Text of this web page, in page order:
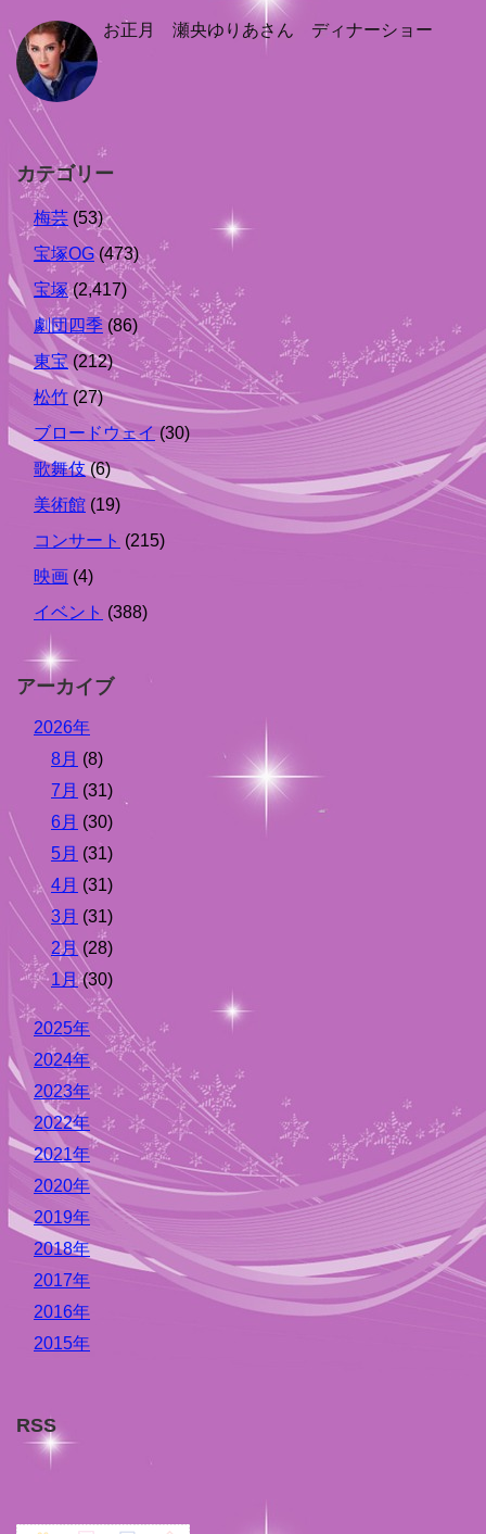
お正月 瀬央ゆりあさん ディナーショー
カテゴリー
梅芸 (53)
宝塚OG(473)
宝塚(2,417)
劇団四季 (86)
東宝(212)
松竹 (27)
ブロードウェイ (30)
歌舞伎 (6)
美術館 (19)
コンサート (215)
映画 (4)
イベント (388)
アーカイブ
2026年
8月 (8)
7月 (31)
6月 (30)
5月 (31)
4月 (31)
3月 (31)
2月(28)
1月(30)
2025年
2024年
2023年
2022年
2021年
2020年
2019年
2018年
2017年
2016年
2015年
RSS